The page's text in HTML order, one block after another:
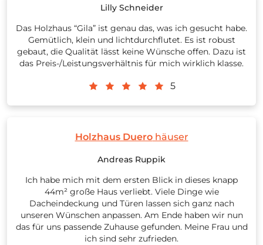
Lilly Schneider
Das Holzhaus “Gila” ist genau das, was ich gesucht habe.
Gemütlich, klein und lichtdurchflutet. Es ist robust
gebaut, die Qualität lässt keine Wünsche offen. Dazu ist
das Preis-/Leistungsverhältnis für mich wirklich klasse.
5
Holzhaus Duerohäuser
Andreas Ruppik
Ich habe mich mit dem ersten Blick in dieses knapp
44m² große Haus verliebt. Viele Dinge wie
Dacheindeckung und Türen lassen sich ganz nach
unseren Wünschen anpassen. Am Ende haben wir nun
das für uns passende Zuhause gefunden. Meine Frau und
ich sind sehr zufrieden.